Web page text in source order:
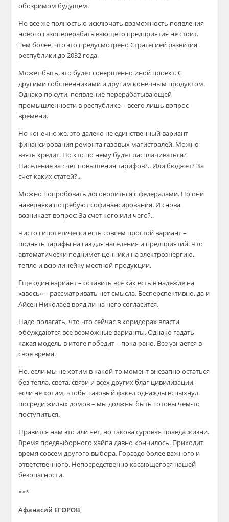
обозримом будущем.
Но все же полностью исключать возможность появления
нового газоперерабатывающего предприятия не стоит.
Тем более, что это предусмотрено Стратегией развития
республики до 2032 года.
Может быть, это будет совершенно иной проект. С
другими собственниками и другим конечным продуктом.
Однако по сути, появление перерабатывающей
промышленности в республике – всего лишь вопрос
времени.
Но конечно же, это далеко не единственный вариант
финансирования ремонта газовых магистралей. Можно
взять кредит. Но кто по нему будет расплачиваться?
Население за счет повышения тарифов?.. Или бюджет? За
счет каких статей?..
Можно попробовать договориться с федералами. Но они
наверняка потребуют софинансирования. И снова
возникает вопрос: За счет кого или чего?..
Чисто гипотетически есть совсем простой вариант –
поднять тарифы на газ для населения и предприятий. Что
автоматически поднимет ценники на электроэнергию,
тепло и всю линейку местной продукции.
Еще один вариант – оставить все как есть в надежде на
«авось» – рассматривать нет смысла. Бесперспективно, да и
Айсен Николаев вряд ли на него согласится.
Надо полагать, что что сейчас в коридорах власти
обсуждаются все возможные варианты. Однако гадать,
какая модель в итоге победит – пока рано. Все узнается в
свое время.
Но, если мы не хотим в какой-то момент внезапно остаться
без тепла, света, связи и всех других благ цивилизации,
если не хотим, чтобы газовый факел однажды вспыхнул
посреди жилых домов – мы должны быть готовы чем-то
поступиться.
Нравится нам это или нет, но такова суровая правда жизни.
Время предвыборного хайпа давно кончилось. Приходит
время совсем другого выбора. Гораздо более важного и
ответственного. Непосредственно касающегося нашей
безопасности.
***
Афанасий ЕГОРОВ,